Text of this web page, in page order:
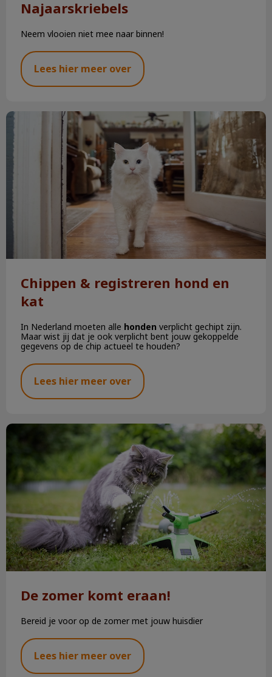
Najaarskriebels
Neem vlooien niet mee naar binnen!
Lees hier meer over
Chippen & registreren hond en kat
Chippen & registreren hond en
kat
In Nederland moeten alle honden verplicht gechipt zijn.
Maar wist jij dat je ook verplicht bent jouw gekoppelde
gegevens op de chip actueel te houden?
Lees hier meer over
De zomer komt eraan!
De zomer komt eraan!
Bereid je voor op de zomer met jouw huisdier
Lees hier meer over